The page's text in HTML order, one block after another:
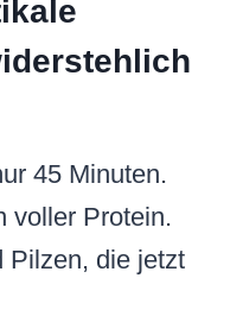
45 Minuten.
voller Protein.
Pilzen, die jetzt